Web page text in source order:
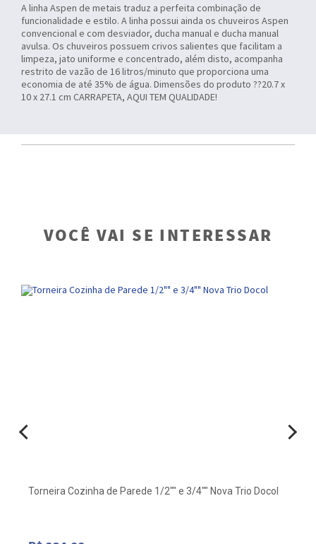
A linha Aspen de metais traduz a perfeita combinação de
funcionalidade e estilo. A linha possui ainda os chuveiros Aspen
convencional e com desviador, ducha manual e ducha manual
avulsa. Os chuveiros possuem crivos salientes que facilitam a
limpeza, jato uniforme e concentrado, além disto, acompanha
restrito de vazão de 16 litros/minuto que proporciona uma
economia de até 35% de água. Dimensões do produto ??20.7 x
10 x 27.1 cm CARRAPETA, AQUI TEM QUALIDADE!
VOCÊ VAI SE INTERESSAR
Torneira Cozinha de Parede 1/2"" e 3/4"" Nova Trio Docol